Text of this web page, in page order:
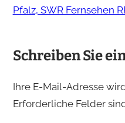
Pfalz, SWR Fernsehen
Schreiben Sie
Ihre E-Mail-Adresse
Erforderliche Felder